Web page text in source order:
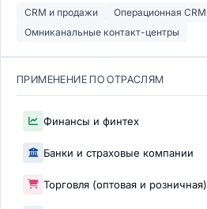
CRM и продажи
Операционная CRM
Омниканальные контакт-центры
ПРИМЕНЕНИЕ ПО ОТРАСЛЯМ
Финансы и финтех
Банки и страховые компании
Торговля (оптовая и розничная)